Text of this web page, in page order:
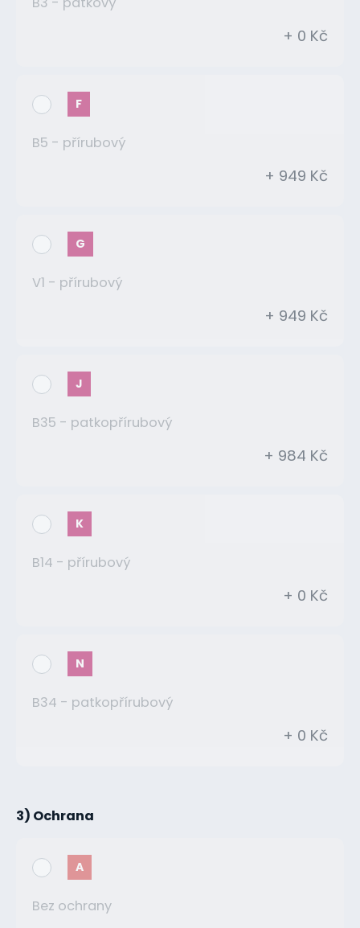
+ 0 Kč
F
B5 - přírubový
+ 949 Kč
G
V1 - přírubový
+ 949 Kč
J
B35 - patkopřírubový
+ 984 Kč
K
B14 - přírubový
+ 0 Kč
N
B34 - patkopřírubový
+ 0 Kč
3) Ochrana
A
Bez ochrany